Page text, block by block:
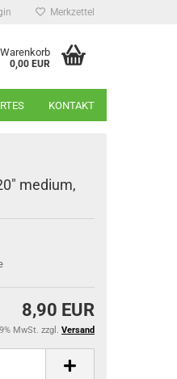
Merkzettel
0,00 EUR
KONTAKT
medium,
8,90 EUR
MwSt. zzgl. Versand